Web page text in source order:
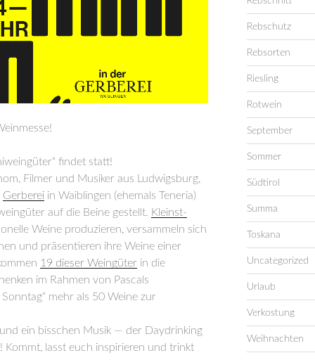
findet statt!
Filmer und Musiker aus Ludwigsburg,
Gerberei in Waiblingen (ehemals Teneria)
auf die Beine gestellt. Kleinst-
Weine produzieren, versammeln sich
und präsentieren ihre Weine einer
19 dieser Weingüter in die
im Rahmen von Pascals
mehr als 50 Weine zur
ein bisschen Musik — der Daydrinking
lasst euch inspirieren und trinkt
Rebschutz
Rebsorten
Riesling
Rotwein
September
Sommer
Südtirol
Summa
Toskana
Uncategorized
Urlaub
Verkostung
Weihnachten